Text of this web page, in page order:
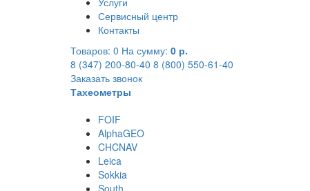
Сервисный центр
Контакты
Товаров: 0 На сумму: 0 р.
8 (347) 200-80-40 8 (800) 550-61-40
Заказать звонок
Тахеометры
FOIF
AlphaGEO
CHCNAV
Leica
Sokkia